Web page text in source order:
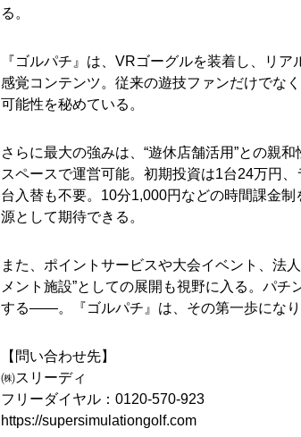
る。
『ゴルパチ』は、VRゴーグルを装着し、リ
感覚コンテンツ。従来の遊技ファンだけでな
可能性を秘めている。
さらに最大の強みは、“遊休店舗活用”との親
スペースで運営可能。初期投資は1台24万円
台入替も不要。10分1,000円などの時間課金
源として期待できる。
また、ポイントサービスや大会イベント、法
メント施設”としての展開も視野に入る。パチ
する――。『ゴルパチ』は、その第一歩になり
【問い合わせ先】
㈱スリーディ
フリーダイヤル：0120-570-923
https://supersimulationgolf.com